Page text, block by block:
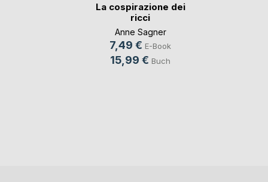
La cospirazione dei
ricci
Anne Sagner
7,49 € E-Book
15,99 € Buch